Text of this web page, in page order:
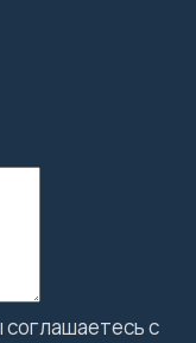
с